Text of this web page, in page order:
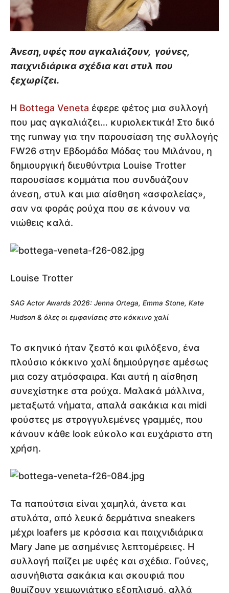
Άνεση, υφές που αγκαλιάζουν, γούνες,
παιχνιδιάρικα σχέδια και στυλ που
ξεχωρίζει.
Η Bottega Veneta έφερε φέτος μια συλλογή
που μας αγκαλιάζει… κυριολεκτικά! Στο δικό
της runway για την παρουσίαση της συλλογής
FW26 στην Εβδομάδα Μόδας του Μιλάνου, η
δημιουργική διευθύντρια Louise Trotter
παρουσίασε κομμάτια που συνδυάζουν
άνεση, στυλ και μια αίσθηση «ασφαλείας»,
σαν να φοράς ρούχα που σε κάνουν να
νιώθεις καλά.
Louise Trotter
SAG Actor Awards 2026: Jenna Ortega, Emma Stone, Kate
Hudson & όλες οι εμφανίσεις στο κόκκινο χαλί
Το σκηνικό ήταν ζεστό και φιλόξενο, ένα
πλούσιο κόκκινο χαλί δημιούργησε αμέσως
μια cozy ατμόσφαιρα. Και αυτή η αίσθηση
συνεχίστηκε στα ρούχα. Μαλακά μάλλινα,
μεταξωτά νήματα, απαλά σακάκια και midi
φούστες με στρογγυλεμένες γραμμές, που
κάνουν κάθε look εύκολο και ευχάριστο στη
χρήση.
Τα παπούτσια είναι χαμηλά, άνετα και
στυλάτα, από λευκά δερμάτινα sneakers
μέχρι loafers με κρόσσια και παιχνιδιάρικα
Mary Jane με ασημένιες λεπτομέρειες. Η
συλλογή παίζει με υφές και σχέδια. Γούνες,
ασυνήθιστα σακάκια και σκουφιά που
θυμίζουν χειμωνιάτικο εξοπλισμό, αλλά